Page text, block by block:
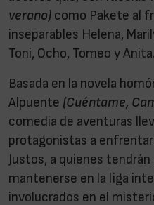
verano) como Pakete al
inseparables Helena,
Toni, Ocho, Tomeo y Anita.
Basada en la novela
Alpuente (Cuéntame,
comedia de aventuras
protagonistas a
Justos, a quienes
mantenerse en la liga
involucrados en el